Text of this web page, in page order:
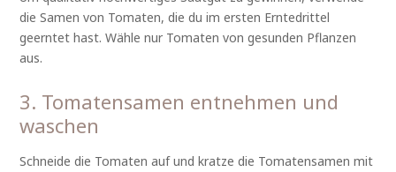
die Samen von Tomaten, die du im ersten Erntedrittel
geerntet hast. Wähle nur Tomaten von gesunden Pflanzen
aus.
3. Tomatensamen entnehmen und
waschen
Schneide die Tomaten auf und kratze die Tomatensamen mit